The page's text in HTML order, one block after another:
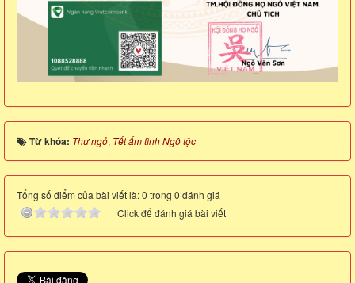
Từ khóa: Thư ngỏ, Tết ấm tình Ngô tộc
Tổng số điểm của bài viết là: 0 trong 0 đánh giá
Click để đánh giá bài viết